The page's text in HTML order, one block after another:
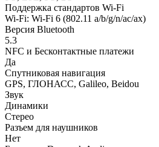
Поддержка стандартов Wi-Fi
Wi-Fi: Wi-Fi 6 (802.11 a/b/g/n/ac/ax)
Версия Bluetooth
5.3
NFC и Бесконтактные платежи
Да
Спутниковая навигация
GPS, ГЛОНАСС, Galileo, Beidou
Звук
Динамики
Стерео
Разъем для наушников
Нет